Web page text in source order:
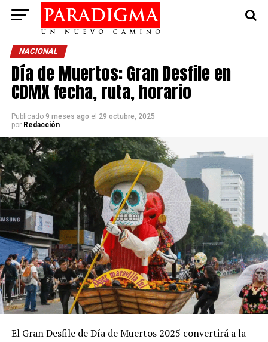
NACIONAL
Día de Muertos: Gran ⁠Desfile en
CDMX fecha, ruta, horario
Publicado 9 meses ago el 29 octubre, 2025
por Redacción
El Gran Desfile de Día de Muertos 2025 convertirá a la